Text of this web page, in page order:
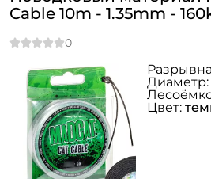
Cable 10m - 1.35mm -
Диаметр:
Цвет: